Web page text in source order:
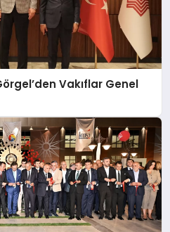
Vakıflar Genel